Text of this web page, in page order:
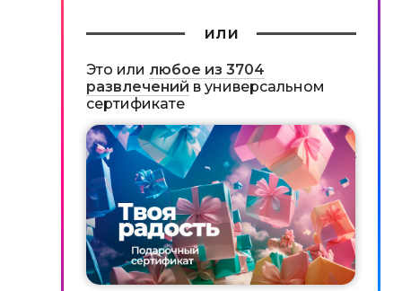
или
Это или любое из 3704
развлечений в универсальном
сертификате